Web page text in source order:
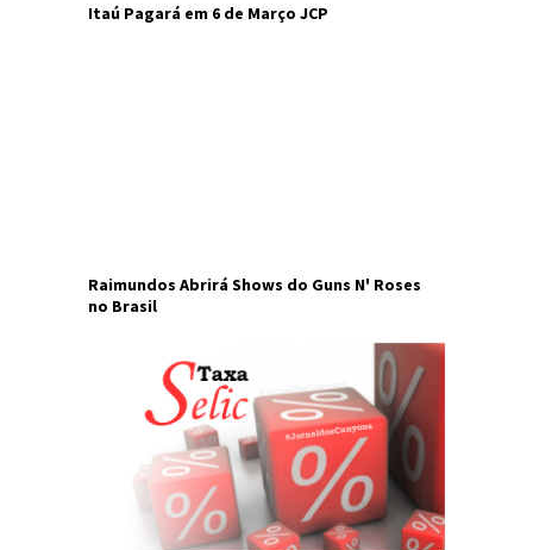
Itaú Pagará em 6 de Março JCP
Raimundos Abrirá Shows do Guns N' Roses
no Brasil